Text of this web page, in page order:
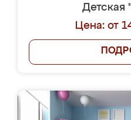
Детская
Цена: от